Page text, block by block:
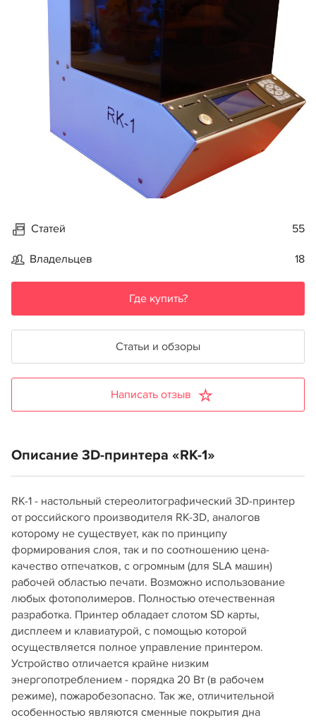
Статей 55
Владельцев 18
Где купить?
Статьи и обзоры
Написать отзыв
Описание 3D-принтера «RK-1»
RK-1 - настольный стереолитографический 3D-принтер
от российского производителя RK-3D, аналогов
которому не существует, как по принципу
формирования слоя, так и по соотношению цена-
качество отпечатков, с огромным (для SLA машин)
рабочей областью печати. Возможно использование
любых фотополимеров. Полностью отечественная
разработка. Принтер обладает слотом SD карты,
дисплеем и клавиатурой, с помощью которой
осуществляется полное управление принтером.
Устройство отличается крайне низким
энергопотреблением - порядка 20 Вт (в рабочем
режиме), пожаробезопасно. Так же, отличительной
особенностью являются сменные покрытия дна